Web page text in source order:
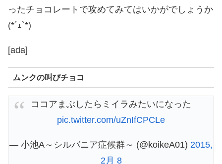
ったチョコレートで攻めてみてはいかがでしょうか
(*´ｪ`*)
[ada]
ムンクの叫びチョコ
ココアまぶしたらミイラみたいになった
pic.twitter.com/uZnIfCPCLe
— 小池A～シルバニア症候群～ (@koikeA01) 2015,
2月 8